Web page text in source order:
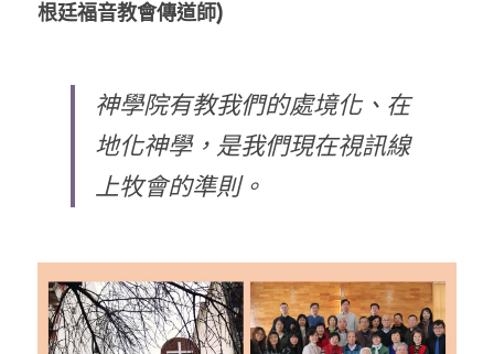
大專世界
乘著夢想去旅行
成長部落格
母語葡萄園
Facebook
奉獻支持
根廷福音教會傳道師)
神學院有教我們的處境化、在
地化神學，是我們現在視訊線
上牧會的準則。